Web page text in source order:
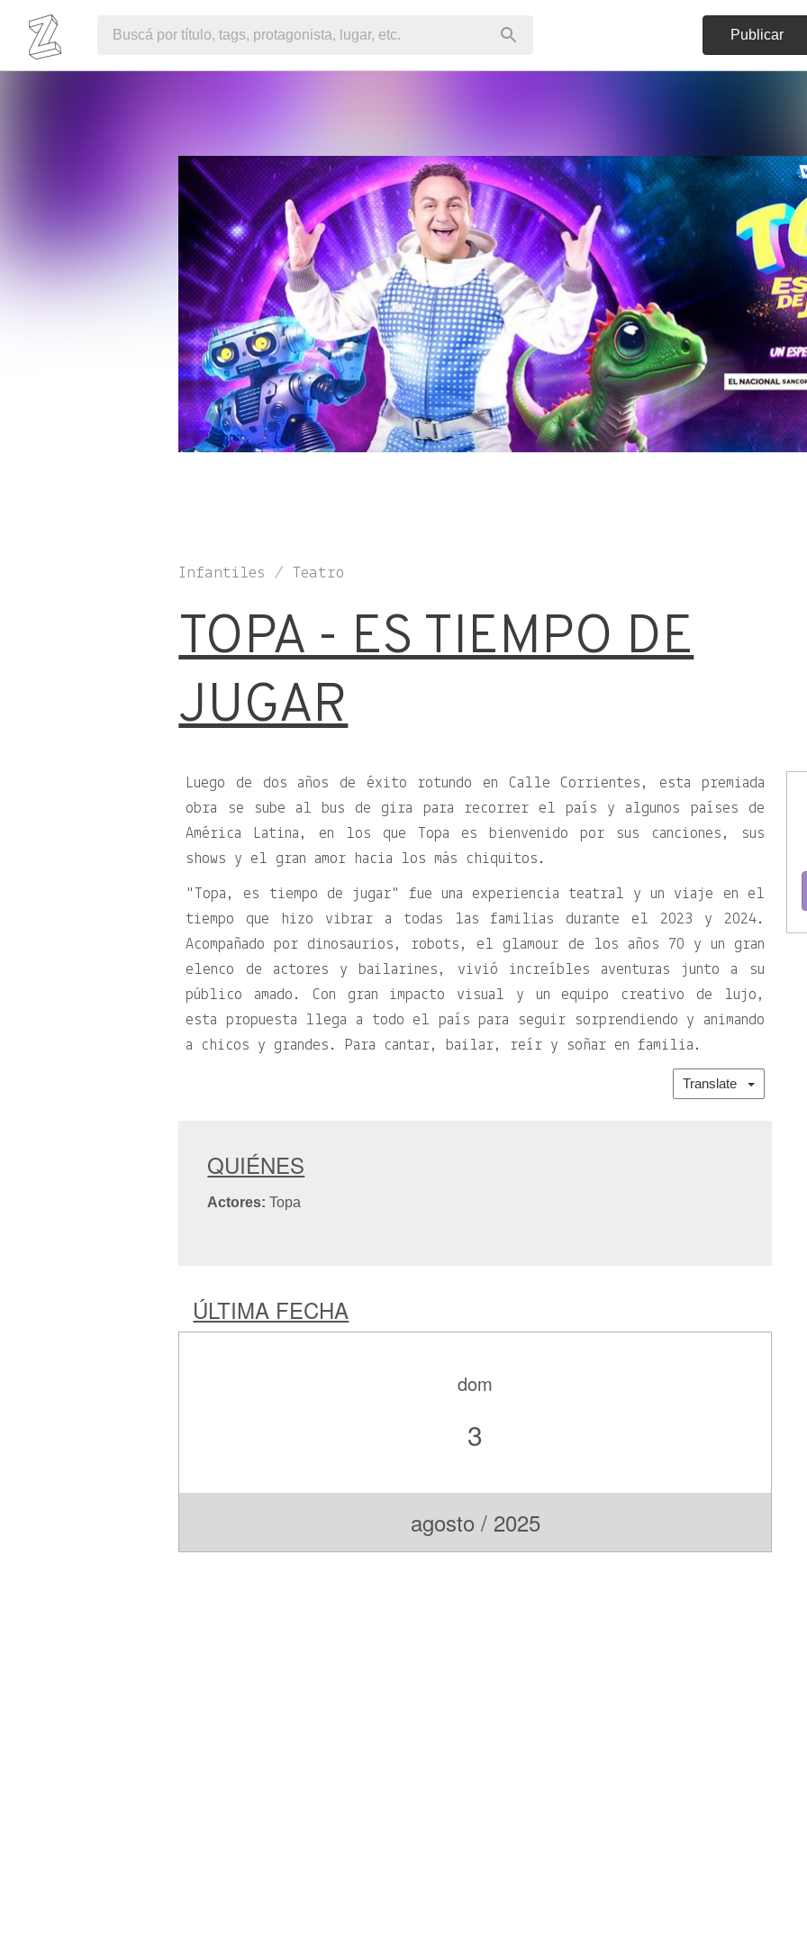
Publicar
Infantiles / Teatro
TOPA - ES TIEMPO DE
JUGAR
Luego de dos años de éxito rotundo en Calle Corrientes, esta premiada
obra se sube al bus de gira para recorrer el país y algunos países de
América Latina, en los que Topa es bienvenido por sus canciones, sus
shows y el gran amor hacia los más chiquitos.
Topa, es tiempo de jugar
fue una experiencia teatral y un viaje en el
tiempo que hizo vibrar a todas las familias durante el 2023 y 2024.
Acompañado por dinosaurios, robots, el glamour de los años 70 y un gran
elenco de actores y bailarines, vivió increíbles aventuras junto a su
público amado. Con gran impacto visual y un equipo creativo de lujo,
esta propuesta llega a todo el país para seguir sorprendiendo y animando
a chicos y grandes. Para cantar, bailar, reír y soñar en familia.
Translate
QUIÉNES
Actores: Topa
ÚLTIMA FECHA
dom
3
agosto / 2025